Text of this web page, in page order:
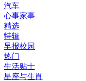
汽车
心事家事
精选
特辑
早报校园
热门
生活贴士
星座与生肖